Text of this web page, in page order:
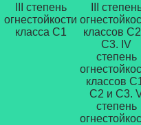
III степень
огнестойкости
класса С1
III
классов
С3. IV
степень
классов
С2 и С3.
степень